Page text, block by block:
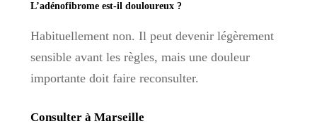
L’adénofibrome est-il douloureux ?
Habituellement non. Il peut devenir légèrement
sensible avant les règles, mais une douleur
importante doit faire reconsulter.
Consulter à Marseille